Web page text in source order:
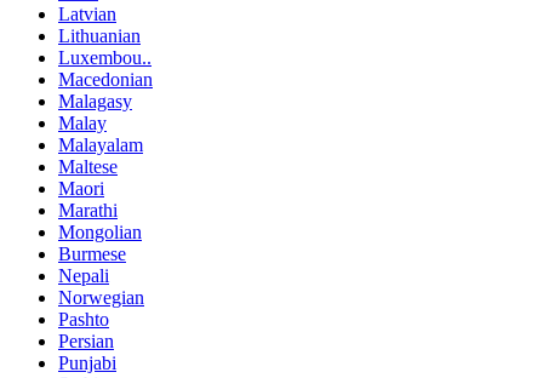
Latvian
Lithuanian
Luxembou..
Macedonian
Malagasy
Malay
Malayalam
Maltese
Maori
Marathi
Mongolian
Burmese
Nepali
Norwegian
Pashto
Persian
Punjabi